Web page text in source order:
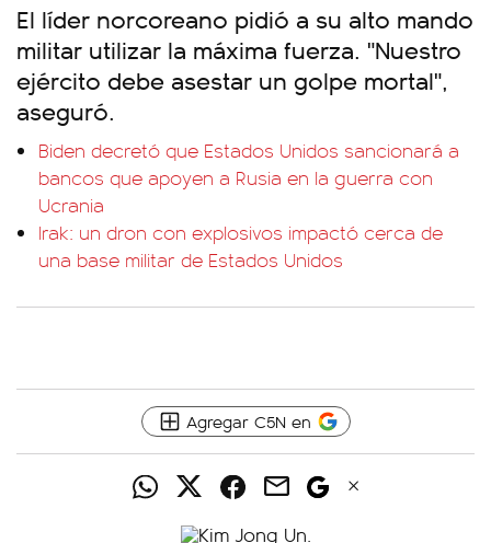
El líder norcoreano pidió a su alto mando
militar utilizar la máxima fuerza. "Nuestro
ejército debe asestar un golpe mortal",
aseguró.
Biden decretó que Estados Unidos sancionará a
bancos que apoyen a Rusia en la guerra con
Ucrania
Irak: un dron con explosivos impactó cerca de
una base militar de Estados Unidos
Agregar C5N en